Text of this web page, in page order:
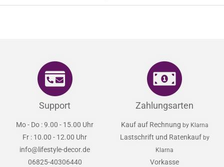
Support
Mo - Do : 9.00 - 15.00 Uhr
Fr : 10.00 - 12.00 Uhr
info@lifestyle-decor.de
06825-40306440
Zahlungsarten
Kauf auf Rechnung by Klarna
Lastschrift und Ratenkauf by
Klarna
Vorkasse